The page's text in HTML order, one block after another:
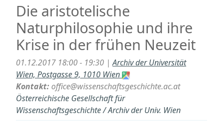
Die aristotelische
Naturphilosophie und ihre
Krise in der frühen Neuzeit
01.12.2017 18:00 - 19:30 |Archiv der Universität
Wien, Postgasse 9, 1010 Wien
Kontakt:office@wissenschaftsgeschichte.ac.at
Österreichische Gesellschaft für
Wissenschaftsgeschichte / Archiv der Univ. Wien